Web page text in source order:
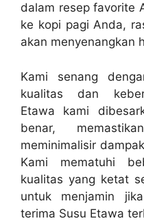
dalam resep favorite
ke kopi pagi Anda,
akan menyenangkan
Kami senang
kualitas dan
Etawa kami
benar,
meminimalisir
Kami mematuhi
kualitas yang ketat
untuk menjamin
terima Susu Etawa